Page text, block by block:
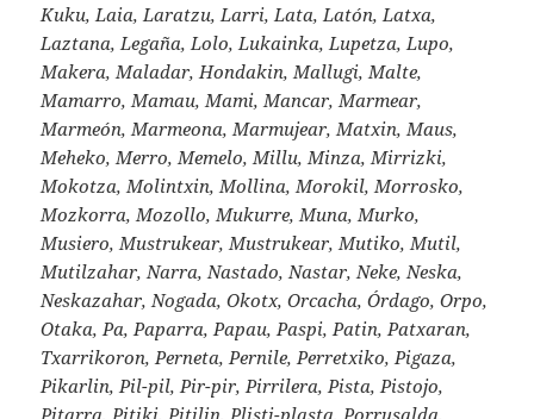
Kuku, Laia, Laratzu, Larri, Lata, Latón, Latxa,
Laztana, Legaña, Lolo, Lukainka, Lupetza, Lupo,
Makera, Maladar, Hondakin, Mallugi, Malte,
Mamarro, Mamau, Mami, Mancar, Marmear,
Marmeón, Marmeona, Marmujear, Matxin, Maus,
Meheko, Merro, Memelo, Millu, Minza, Mirrizki,
Mokotza, Molintxin, Mollina, Morokil, Morrosko,
Mozkorra, Mozollo, Mukurre, Muna, Murko,
Musiero, Mustrukear, Mustrukear, Mutiko, Mutil,
Mutilzahar, Narra, Nastado, Nastar, Neke, Neska,
Neskazahar, Nogada, Okotx, Orcacha, Órdago, Orpo,
Otaka, Pa, Paparra, Papau, Paspi, Patin, Patxaran,
Txarrikoron, Perneta, Pernile, Perretxiko, Pigaza,
Pikarlin, Pil-pil, Pir-pir, Pirrilera, Pista, Pistojo,
Pitarra, Pitiki, Pitilin, Plisti-plasta, Porrusalda,